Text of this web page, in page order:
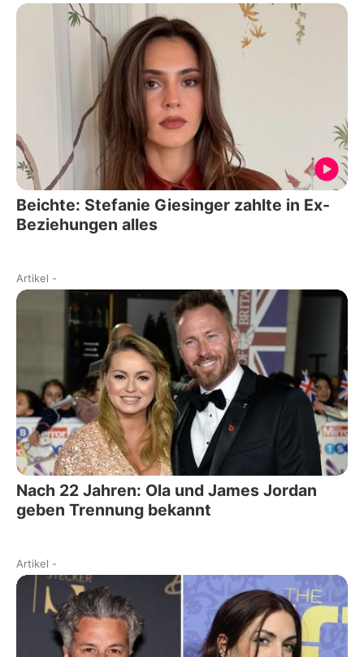
Beichte: Stefanie Giesinger zahlte in Ex-
Beziehungen alles
Artikel -
Nach 22 Jahren: Ola und James Jordan
geben Trennung bekannt
Artikel -